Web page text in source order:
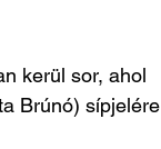
kerül sor, ahol
Brúnó) sípjelére